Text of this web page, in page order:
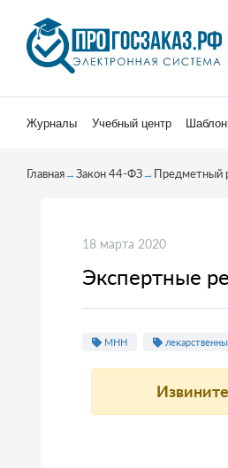
Журналы Учебный центр
Главная→Закон 44-ФЗ→Предметный
18 марта 2020
Экспертные
МНН